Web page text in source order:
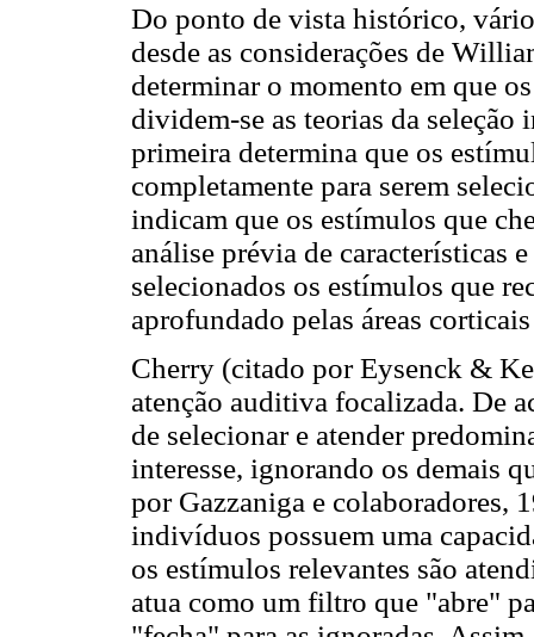
Do ponto de vista histórico,
desde as considerações de
determinar o momento em que
dividem-se as teorias da seleção
primeira determina que os
completamente para serem
indicam que os estímulos que
análise prévia de características
selecionados os estímulos que
aprofundado pelas áreas
Cherry (citado por Eysenck &
atenção auditiva focalizada. De
de selecionar e atender
interesse, ignorando os demais
por Gazzaniga e colaboradores,
indivíduos possuem uma
os estímulos relevantes são
atua como um filtro que "abre"